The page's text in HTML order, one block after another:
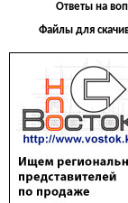
Ответы на
Файлы для